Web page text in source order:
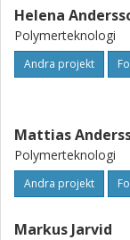
Helena
Polymerteknologi
Andra projekt
Mattias
Polymerteknologi
Andra projekt
Markus Jarvid